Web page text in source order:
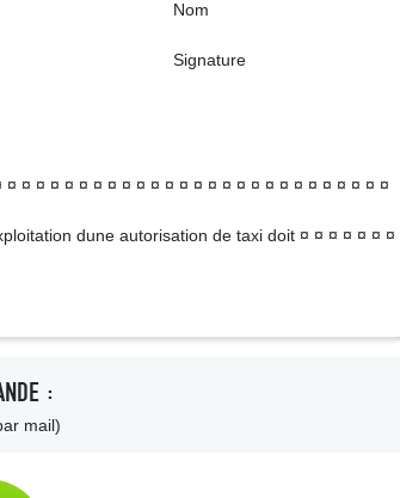
¤ ¤ ¤ ¤ ¤ ¤ ¤ ¤ ¤ ¤ ¤ ¤ ¤ ¤ ¤ ¤ ¤ ¤ ¤ ¤ ¤ ¤ ¤ ¤ ¤ ¤
dune autorisation de taxi doit ¤ ¤ ¤ ¤ ¤ ¤ ¤
:
mail)